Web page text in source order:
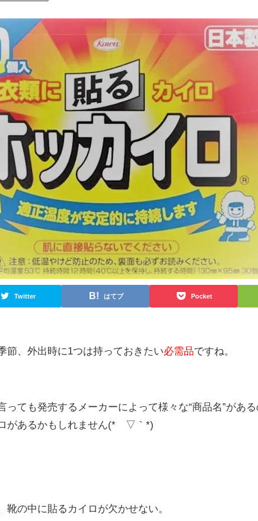
Twitter はてブ Pocket
節、外出時に1つは持っておきたい必需品ですね。
っても発売するメーカーによって様々な“商品名”がある
があるかもしれません(*´▽｀*)
靴の中に貼るカイロが欠かせない。